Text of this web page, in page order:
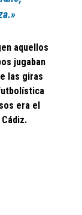
aquellos
jugaban
las giras
era el